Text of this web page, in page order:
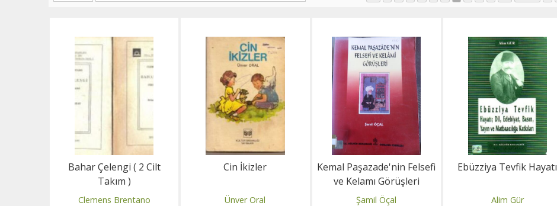
Bahar Çelengi ( 2 Cilt
Takım )
Clemens Brentano
Cin İkizler
Ünver Oral
Kemal Paşazade'nin Felsefi
ve Kelamı Görüşleri
Şamil Öçal
Ebüzziya Tevfik Hayatı
Alim Gür